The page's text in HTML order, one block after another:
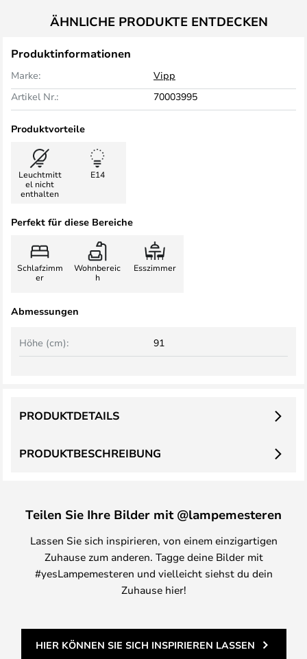
ÄHNLICHE PRODUKTE ENTDECKEN
Produktinformationen
Marke:
Vipp
Artikel Nr.:
70003995
Produktvorteile
Leuchtmitt
el nicht
enthalten
E14
Perfekt für diese Bereiche
Schlafzimm
er
Wohnbereic
h
Esszimmer
Abmessungen
Höhe (cm): 91
PRODUKTBESCHREIBUNG
PRODUKTDETAILS
Teilen Sie Ihre Bilder mit @lampemesteren
Lassen Sie sich inspirieren, von einem einzigartigen
Zuhause zum anderen. Tagge deine Bilder mit
#yesLampemesteren und vielleicht siehst du dein
Zuhause hier!
HIER KÖNNEN SIE SICH INSPIRIEREN LASSEN